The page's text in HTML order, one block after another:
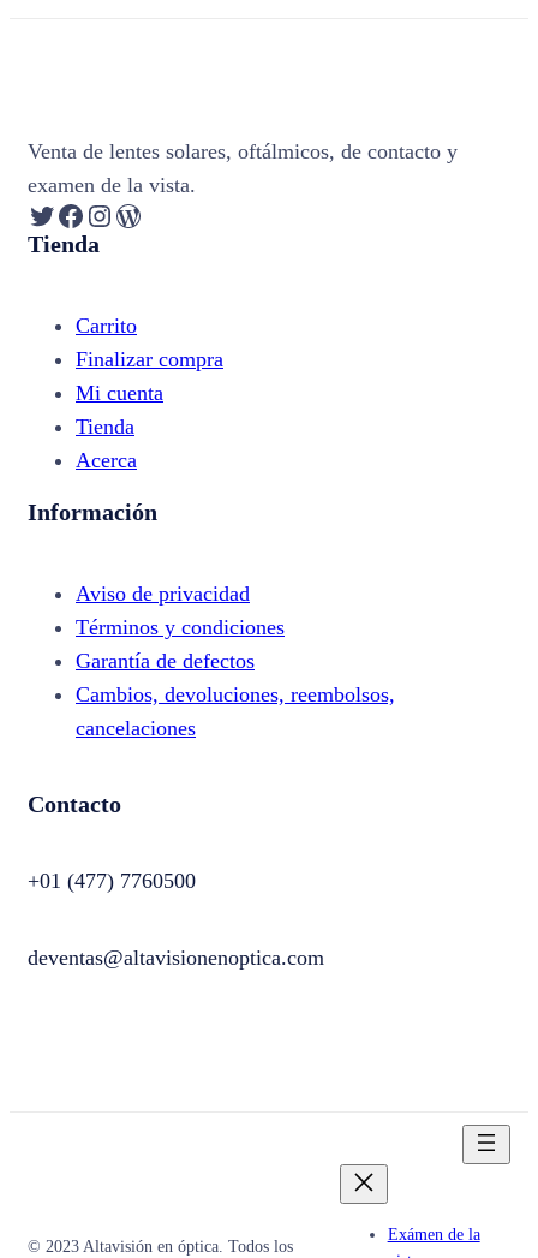
Venta de lentes solares, oftálmicos, de contacto y
examen de la vista.
Twitter Facebook Instagram WordPress
Tienda
Carrito
Finalizar compra
Mi cuenta
Tienda
Acerca
Información
Aviso de privacidad
Términos y condiciones
Garantía de defectos
Cambios, devoluciones, reembolsos,
cancelaciones
Contacto
+01 (477) 7760500
deventas@altavisionenoptica.com
© 2023 Altavisión en óptica. Todos los
Exámen de la